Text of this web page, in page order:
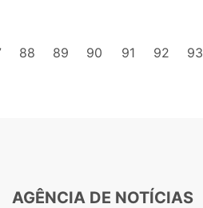
88 89 90 91 92 93
AGÊNCIA DE NOTÍCIAS